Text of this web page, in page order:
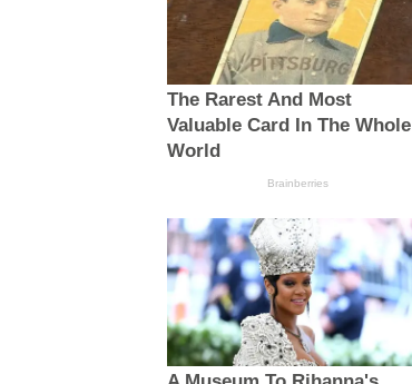
The Rarest And Most
Valuable Card In The Whole
World
Brainberries